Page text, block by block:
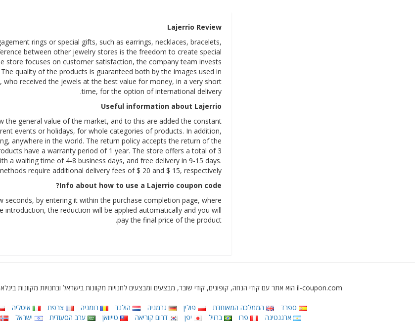
Lajerrio Review
rings or special gifts, such as earrings, necklaces, bracelets,
between other jewelry stores is the freedom to create special
store focuses on customer satisfaction, the company team invests
quality of the products is guaranteed both by the images used in
received the jewels at the best value for money, in a very short
time, for the option of international delivery.
Useful information about Lajerrio
general value of the market, and to this are added the constant
events or holidays, for whole categories of products. In addition,
anywhere in the world. The return policy accepts the return of the
have a warranty period of 1 year. The store offers a total of 3
a waiting time of 4-8 business days, and free delivery in 9-15 days.
require additional delivery fees of $ 20 and $ 15, respectively.
Info about how to use a Lajerrio coupon code?
by entering it within the purchase completion page, where
the reduction will be applied automatically and you will
pay the final price of the product.
il-coupon.com הוא אתר עם קודי הנחה, קופונים, קודי שובר, מבצעים ומבצעים לחנויות מקוונות בישראל ובחנויות מקוונות בינלאומיות אחרות המספק את המוצרים שלך בישראל ובכל מקום בעולם.
ספרד הממלכה המאוחדת פולין גרמניה הולנד רומניה צרפת איטליה
ארגנטינה
פרו ברזיל יפן דרום קוריאה טייוואן ערב הסעודית ישראל